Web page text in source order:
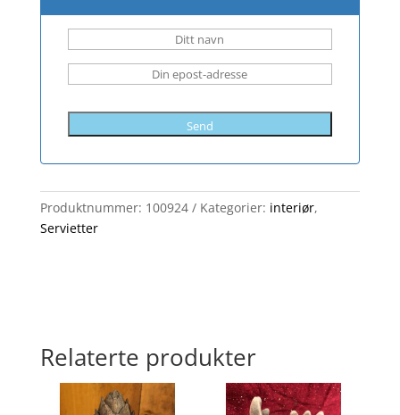
Send
Produktnummer: 100924 Kategorier: interiør,
Servietter
Relaterte produkter